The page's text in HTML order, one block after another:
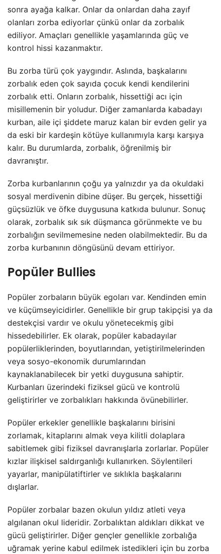
sonra ayağa kalkar. Onlar da onlardan daha zayıf
olanları zorba ediyorlar çünkü onlar da zorbalık
ediliyor. Amaçları genellikle yaşamlarında güç ve
kontrol hissi kazanmaktır.
Bu zorba türü çok yaygındır. Aslında, başkalarını
zorbalık eden çok sayıda çocuk kendi kendilerini
zorbalık etti. Onların zorbalık, hissettiği acı için
misillemenin bir yoludur. Diğer zamanlarda kabadayı
kurban, aile içi şiddete maruz kalan bir evden gelir ya
da eski bir kardeşin kötüye kullanımıyla karşı karşıya
kalır. Bu durumlarda, zorbalık, öğrenilmiş bir
davranıştır.
Zorba kurbanlarının çoğu ya yalnızdır ya da okuldaki
sosyal merdivenin dibine düşer. Bu gerçek, hissettiği
güçsüzlük ve öfke duygusuna katkıda bulunur. Sonuç
olarak, zorbalık sık sık düşmanca görünmekte ve bu
zorbalığın sevilmemesine neden olabilmektedir. Bu da
zorba kurbanının döngüsünü devam ettiriyor.
Popüler Bullies
Popüler zorbaların büyük egoları var. Kendinden emin
ve küçümseyicidirler. Genellikle bir grup takipçisi ya da
destekçisi vardır ve okulu yönetecekmiş gibi
hissedebilirler. Ek olarak, popüler kabadayılar
popülerliklerinden, boyutlarından, yetiştirilmelerinden
veya sosyo-ekonomik durumlarından
kaynaklanabilecek bir yetki duygusuna sahiptir.
Kurbanları üzerindeki fiziksel gücü ve kontrolü
geliştirirler ve zorbalıkları hakkında övünebilirler.
Popüler erkekler genellikle başkalarını birisini
zorlamak, kitaplarını almak veya kilitli dolaplara
sabitlemek gibi fiziksel davranışlarla zorlarlar. Popüler
kızlar ilişkisel saldırganlığı kullanırken. Söylentileri
yayarlar, manipülatiftirler ve sıklıkla başkalarını
dışlarlar.
Popüler zorbalar bazen okulun yıldız atleti veya
algılanan okul lideridir. Zorbalıktan aldıkları dikkat ve
gücü geliştirirler. Diğer gençler genellikle zorbalığa
uğramak yerine kabul edilmek istedikleri için bu zorba